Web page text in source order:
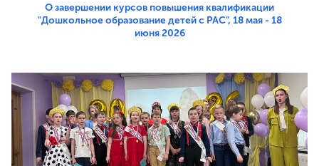
О завершении курсов повышения квалификации
"Дошкольное образование детей с РАС", 18 мая - 18
июня 2026